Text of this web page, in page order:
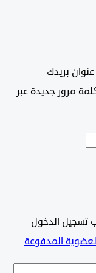
جديدة عبر
الدخول
المدفوعة